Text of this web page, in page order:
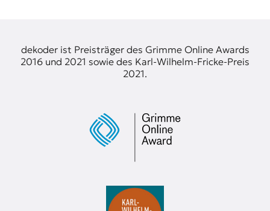
dekoder ist Preisträger des Grimme Online Awards
2016 und 2021 sowie des Karl-Wilhelm-Fricke-Preis
2021.